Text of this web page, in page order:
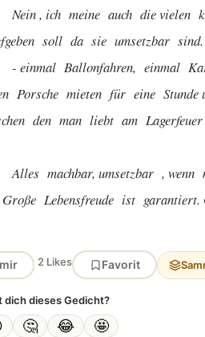
meine auch die vielen
soll da sie umsetzbar sind.
Ballonfahren, einmal
Porsche mieten für eine
den man liebt am
umsetzbar , wenn
Große Lebensfreude ist
2 Likes Favorit
dich dieses Gedicht?
🤔 😂 🤩